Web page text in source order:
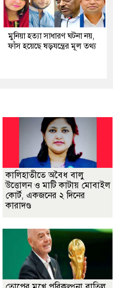
মুনিয়া হত্যা সাধারণ ঘটনা নয়,
ফাঁস হয়েছে ষড়যন্ত্রের মূল তথ্য
কালিহাতীতে অবৈধ বালু
উত্তোলন ও মাটি কাটায় মোবাইল
কোর্ট, একজনের ২ দিনের
কারাদণ্ড